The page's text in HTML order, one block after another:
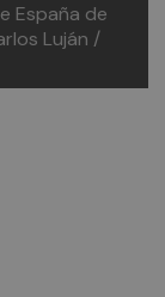
España de
Luján /